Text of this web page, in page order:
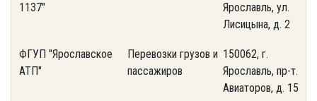
1137"
Ярославль, ул.
Лисицына, д. 2
ФГУП "Ярославское
АТП"
Перевозки грузов и
пассажиров
150062, г.
Ярославль, пр-т.
Авиаторов, д. 153